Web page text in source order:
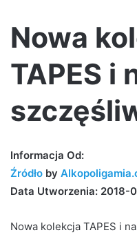
Nowa
TAPES i
Informacja Od:
Źródło by
Data Utworzenia: 2018-
Nowa kolekcja TAPES i